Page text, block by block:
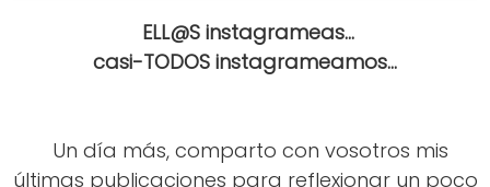
ELL@S instagrameas...
casi-TODOS instagrameamos...
Un día más, comparto con vosotros mis
últimas publicaciones para reflexionar un poco